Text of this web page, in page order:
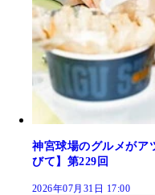
神宮球場のグルメがア
びて】第229回
2026年07月31日 17:00